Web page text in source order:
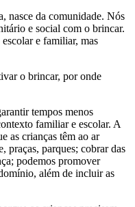
nasce da comunidade. Nós
e social com o brincar.
e familiar, mas
o brincar, por onde
tempos menos
familiar e escolar. A
as crianças têm ao ar
praças, parques; cobrar das
podemos promover
além de incluir as